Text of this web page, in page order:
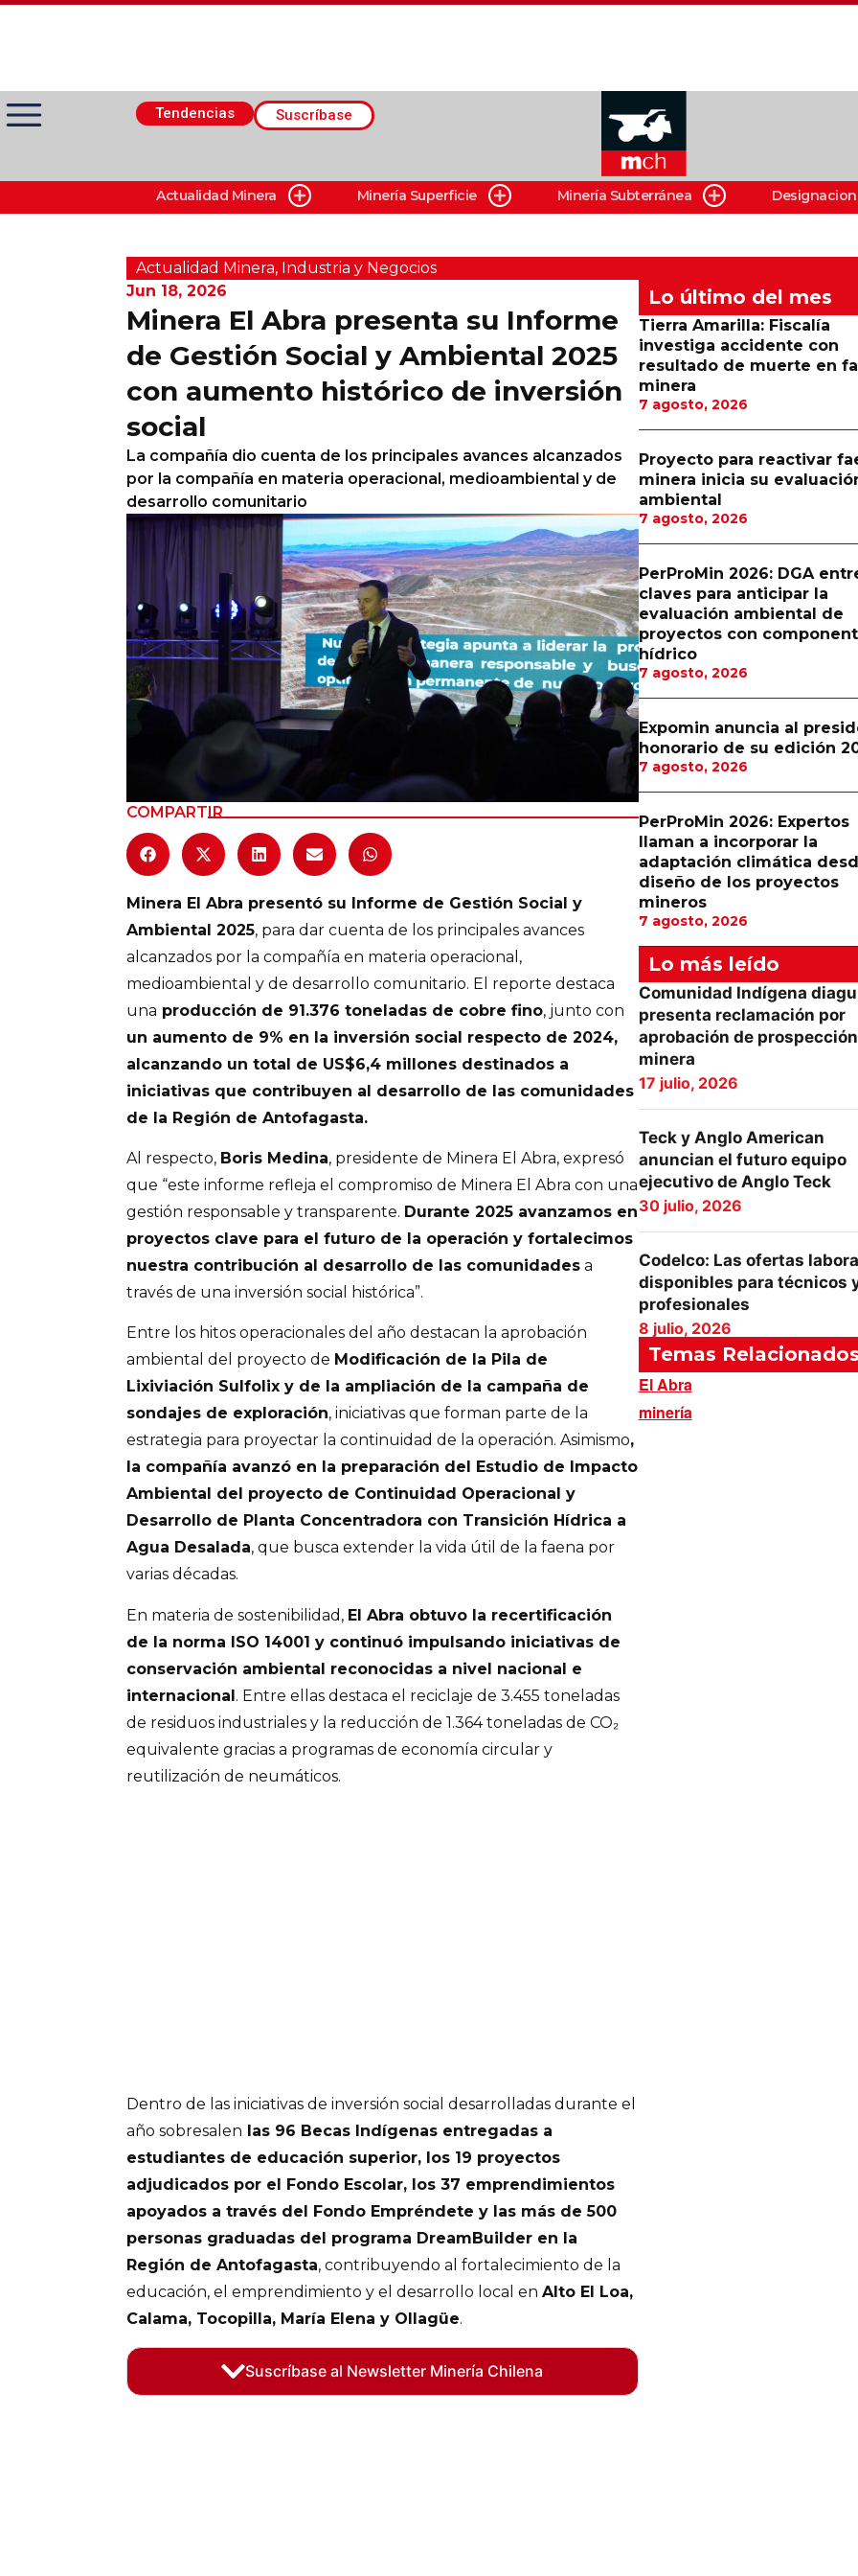
Tendencias Suscríbase
Actualidad Minera
Minería Superficie
Minerí­a Subterránea
Columnas de Opinión
Calendario de Eventos
Actualidad Minera Minería Superficie Minería Subterránea
Actualidad Minera, Industria y Negocios
Jun 18, 2026
Minera El Abra presenta su Informe
de Gestión Social y Ambiental 2025
con aumento histórico de inversión
social
La compañía dio cuenta de los principales avances alcanzados
por la compañía en materia operacional, medioambiental y de
desarrollo comunitario
COMPARTIR
Minera El Abra presentó su Informe de Gestión Social y
Ambiental 2025, para dar cuenta de los principales avances
alcanzados por la compañía en materia operacional,
medioambiental y de desarrollo comunitario. El reporte destaca
una producción de 91.376 toneladas de cobre fino, junto con
un aumento de 9% en la inversión social respecto de 2024,
alcanzando un total de US$6,4 millones destinados a
iniciativas que contribuyen al desarrollo de las comunidades
de la Región de Antofagasta.
Al respecto, Boris Medina, presidente de Minera El Abra, expresó
que “este informe refleja el compromiso de Minera El Abra con una
gestión responsable y transparente. Durante 2025 avanzamos en
proyectos clave para el futuro de la operación y fortalecimos
nuestra contribución al desarrollo de las comunidades a
través de una inversión social histórica”.
Entre los hitos operacionales del año destacan la aprobación
ambiental del proyecto de Modificación de la Pila de
Lixiviación Sulfolix y de la ampliación de la campaña de
sondajes de exploración, iniciativas que forman parte de la
estrategia para proyectar la continuidad de la operación. Asimismo,
la compañía avanzó en la preparación del Estudio de Impacto
Ambiental del proyecto de Continuidad Operacional y
Desarrollo de Planta Concentradora con Transición Hídrica a
Agua Desalada, que busca extender la vida útil de la faena por
varias décadas.
En materia de sostenibilidad, El Abra obtuvo la recertificación
de la norma ISO 14001 y continuó impulsando iniciativas de
conservación ambiental reconocidas a nivel nacional e
internacional. Entre ellas destaca el reciclaje de 3.455 toneladas
de residuos industriales y la reducción de 1.364 toneladas de CO₂
equivalente gracias a programas de economía circular y
reutilización de neumáticos.
Dentro de las iniciativas de inversión social desarrolladas durante el
año sobresalen las 96 Becas Indígenas entregadas a
estudiantes de educación superior, los 19 proyectos
adjudicados por el Fondo Escolar, los 37 emprendimientos
apoyados a través del Fondo Empréndete y las más de 500
personas graduadas del programa DreamBuilder en la
Región de Antofagasta, contribuyendo al fortalecimiento de la
educación, el emprendimiento y el desarrollo local en Alto El Loa,
Calama, Tocopilla, María Elena y Ollagüe.
Suscríbase al Newsletter Minería Chilena
Lo último del mes
Tierra Amarilla: Fiscalía
investiga accidente con
resultado de muerte en
minera
7 agosto, 2026
Proyecto para reactivar
minera inicia su
ambiental
7 agosto, 2026
PerProMin 2026: DGA
claves para anticipar la
evaluación ambiental de
proyectos con
hídrico
7 agosto, 2026
Expomin anuncia al
honorario de su edición
7 agosto, 2026
PerProMin 2026: Expertos
llaman a incorporar la
adaptación climática
diseño de los proyectos
mineros
7 agosto, 2026
Lo más leído
Comunidad Indígena
presenta reclamación por
aprobación de prospección
minera
17 julio, 2026
Teck y Anglo American
anuncian el futuro equipo
ejecutivo de Anglo Teck
30 julio, 2026
Codelco: Las ofertas
disponibles para técnicos
profesionales
8 julio, 2026
Temas Relacionados
El Abra
minería